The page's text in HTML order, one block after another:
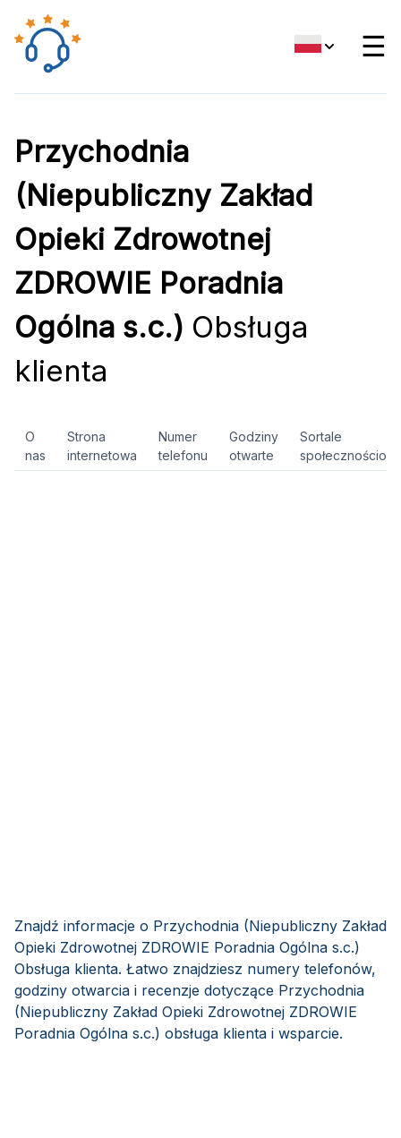
☰
Przychodnia
(Niepubliczny Zakład
Opieki Zdrowotnej
ZDROWIE Poradnia
Ogólna s.c.) Obsługa
klienta
O
nas
Strona
internetowa
Numer
telefonu
Godziny
otwarte
Sortale
Znajdź informacje o Przychodnia (Niepubliczny Zakład
Opieki Zdrowotnej ZDROWIE Poradnia Ogólna s.c.)
Obsługa klienta. Łatwo znajdziesz numery telefonów,
godziny otwarcia i recenzje dotyczące Przychodnia
(Niepubliczny Zakład Opieki Zdrowotnej ZDROWIE
Poradnia Ogólna s.c.) obsługa klienta i wsparcie.